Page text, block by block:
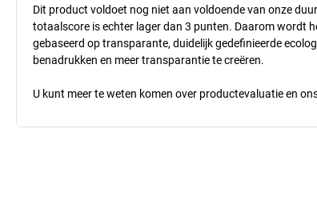
Dit product voldoet nog niet aan voldoende van onze
totaalscore is echter lager dan 3 punten. Daarom wordt
gebaseerd op transparante, duidelijk gedefinieerde
benadrukken en meer transparantie te creëren.
U kunt meer te weten komen over productevaluatie en